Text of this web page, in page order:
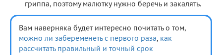
гриппа, поэтому малютку нужно беречь и закалять.
Вам наверняка будет интересно почитать о том,
можно ли забеременеть с первого раза, как
рассчитать правильный и точный срок